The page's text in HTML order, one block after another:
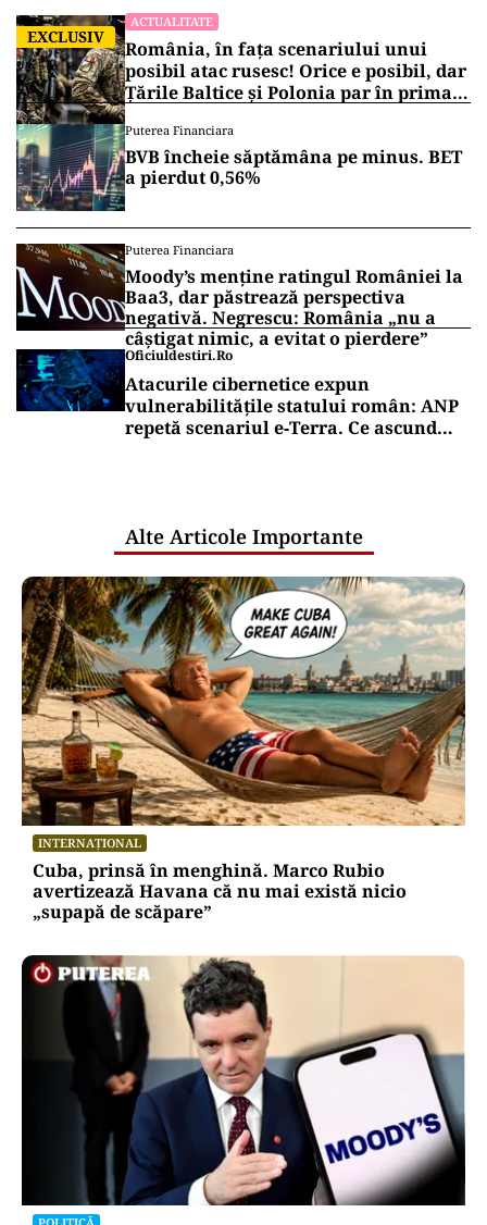
EXCLUSIV
ACTUALITATE
România, în fața scenariului unui
posibil atac rusesc! Orice e posibil, dar
Țările Baltice și Polonia par în prima
Puterea Financiara
BVB încheie săptămâna pe minus. BET
a pierdut 0,56%
Puterea Financiara
Moody’s menține ratingul României la
Baa3, dar păstrează perspectiva
negativă. Negrescu: România „nu a
câștigat nimic, a evitat o pierdere”
Oficiuldestiri.ro
Atacurile cibernetice expun
vulnerabilitățile statului român: ANP
repetă scenariul e‑Terra. Ce ascund
Alte Articole Importante
INTERNAȚIONAL
Cuba, prinsă în menghină. Marco Rubio
avertizează Havana că nu mai există nicio
„supapă de scăpare”
POLITICĂ